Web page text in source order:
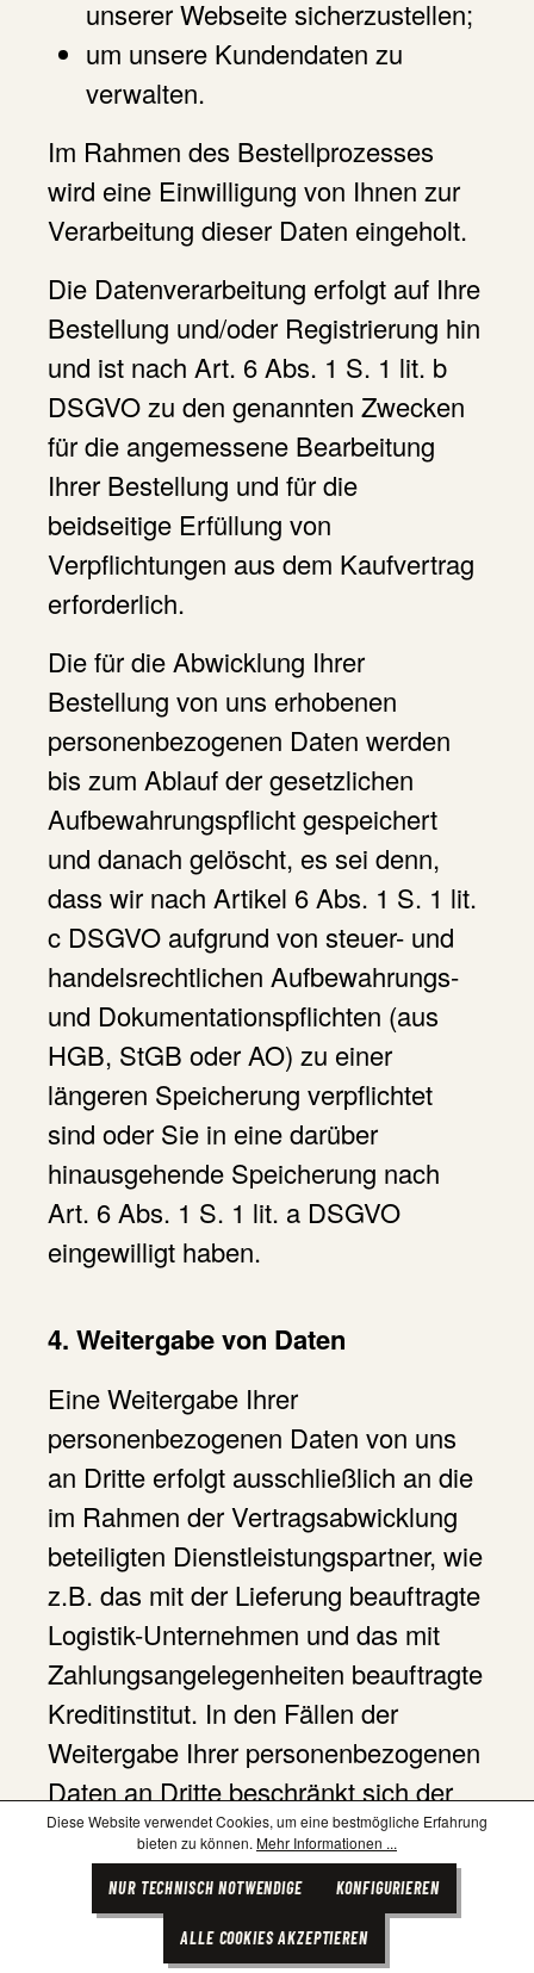
unserer Webseite sicherzustellen;
um unsere Kundendaten zu
verwalten.
Im Rahmen des Bestellprozesses
wird eine Einwilligung von Ihnen zur
Verarbeitung dieser Daten eingeholt.
Die Datenverarbeitung erfolgt auf Ihre
Bestellung und/oder Registrierung hin
und ist nach Art. 6 Abs. 1 S. 1 lit. b
DSGVO zu den genannten Zwecken
für die angemessene Bearbeitung
Ihrer Bestellung und für die
beidseitige Erfüllung von
Verpflichtungen aus dem Kaufvertrag
erforderlich.
Die für die Abwicklung Ihrer
Bestellung von uns erhobenen
personenbezogenen Daten werden
bis zum Ablauf der gesetzlichen
Aufbewahrungspflicht gespeichert
und danach gelöscht, es sei denn,
dass wir nach Artikel 6 Abs. 1 S. 1 lit.
c DSGVO aufgrund von steuer- und
handelsrechtlichen Aufbewahrungs-
und Dokumentationspflichten (aus
HGB, StGB oder AO) zu einer
längeren Speicherung verpflichtet
sind oder Sie in eine darüber
hinausgehende Speicherung nach
Art. 6 Abs. 1 S. 1 lit. a DSGVO
eingewilligt haben.
4. Weitergabe von Daten
Eine Weitergabe Ihrer
personenbezogenen Daten von uns
an Dritte erfolgt ausschließlich an die
im Rahmen der Vertragsabwicklung
beteiligten Dienstleistungspartner, wie
z.B. das mit der Lieferung beauftragte
Logistik-Unternehmen und das mit
Zahlungsangelegenheiten beauftragte
Kreditinstitut. In den Fällen der
Weitergabe Ihrer personenbezogenen
Daten an Dritte beschränkt sich der
Umfang der übermittelten Daten
jedoch auf das erforderliche Minimum.
Bei Zahlung via PayPal, Kreditkarte
Diese Website verwendet Cookies, um eine bestmögliche Erfahrung
bieten zu können. Mehr Informationen ...
NUR TECHNISCH NOTWENDIGE KONFIGURIEREN
ALLE COOKIES AKZEPTIEREN